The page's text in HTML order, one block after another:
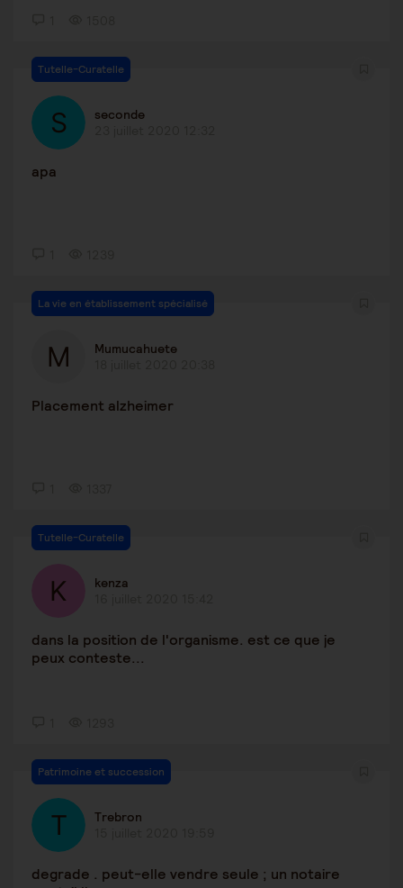
Tutelle-Curatelle
seconde
apa
La vie en établissement spécialisé
Mumucahuete
Placement alzheimer
Tutelle-Curatelle
kenza
dans la position de l'organisme. est ce que je
peux conteste...
Patrimoine et succession
Trebron
degrade . peut-elle vendre seule ; un notaire